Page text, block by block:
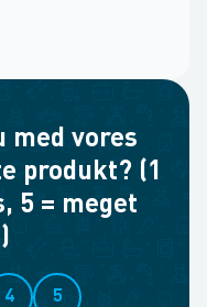
med vores
produkt? (1
5 = meget
4 5